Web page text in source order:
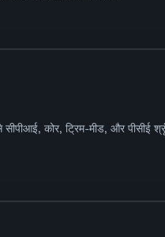
कोर, ट्रिम-मीड, और